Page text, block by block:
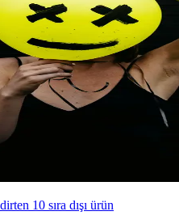
10 sıra dışı ürün